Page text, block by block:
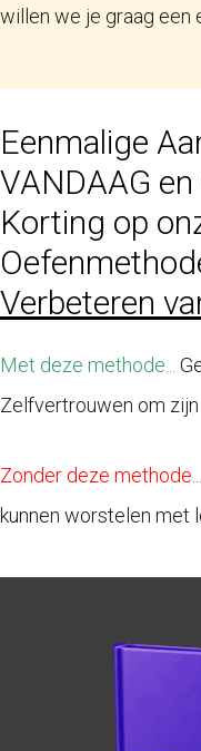
willen we je graag een
Eenmalige
VANDAAG
Korting op
Verbeteren
Met deze methode...
Zelfvertrouwen om
Zonder deze methode...
kunnen worstelen met